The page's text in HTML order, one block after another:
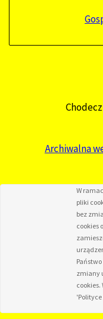
Chodecz
Archiwalna
W
pliki
bez
cookies
zmiany
cookies.
'Polityce